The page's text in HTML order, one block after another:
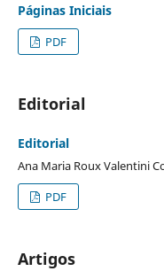
Páginas Iniciais
PDF
Editorial
Editorial
Ana Maria Roux Valentini
PDF
Artigos